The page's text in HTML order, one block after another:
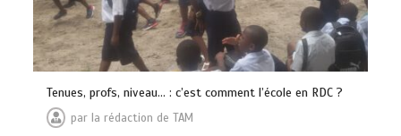
Tenues, profs, niveau… : c’est comment l’école en RDC ?
par la rédaction de TAM